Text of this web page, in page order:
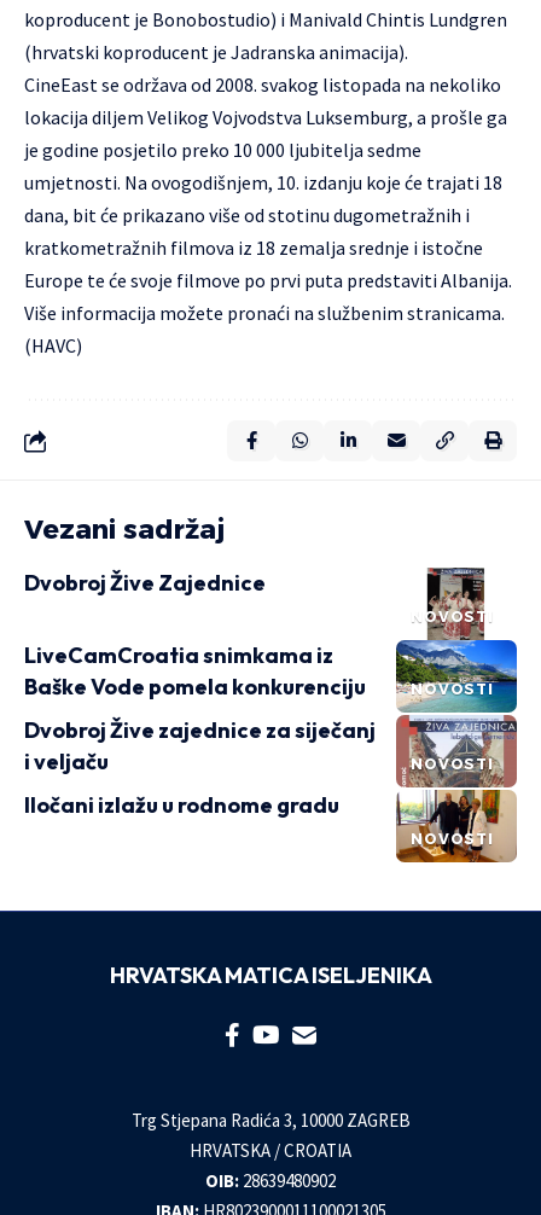
koproducent je Bonobostudio) i Manivald Chintis Lundgren
(hrvatski koproducent je Jadranska animacija).
CineEast se održava od 2008. svakog listopada na nekoliko
lokacija diljem Velikog Vojvodstva Luksemburg, a prošle ga
je godine posjetilo preko 10 000 ljubitelja sedme
umjetnosti. Na ovogodišnjem, 10. izdanju koje će trajati 18
dana, bit će prikazano više od stotinu dugometražnih i
kratkometražnih filmova iz 18 zemalja srednje i istočne
Europe te će svoje filmove po prvi puta predstaviti Albanija.
Više informacija možete pronaći na službenim stranicama.
(HAVC)
Vezani sadržaj
NOVOSTI
Dvobroj Žive Zajednice
NOVOSTI
LiveCamCroatia snimkama iz
Baške Vode pomela konkurenciju
NOVOSTI
Dvobroj Žive zajednice za siječanj
i veljaču
NOVOSTI
Iločani izlažu u rodnome gradu
HRVATSKA MATICA ISELJENIKA
Trg Stjepana Radića 3, 10000 ZAGREB
HRVATSKA / CROATIA
OIB: 28639480902